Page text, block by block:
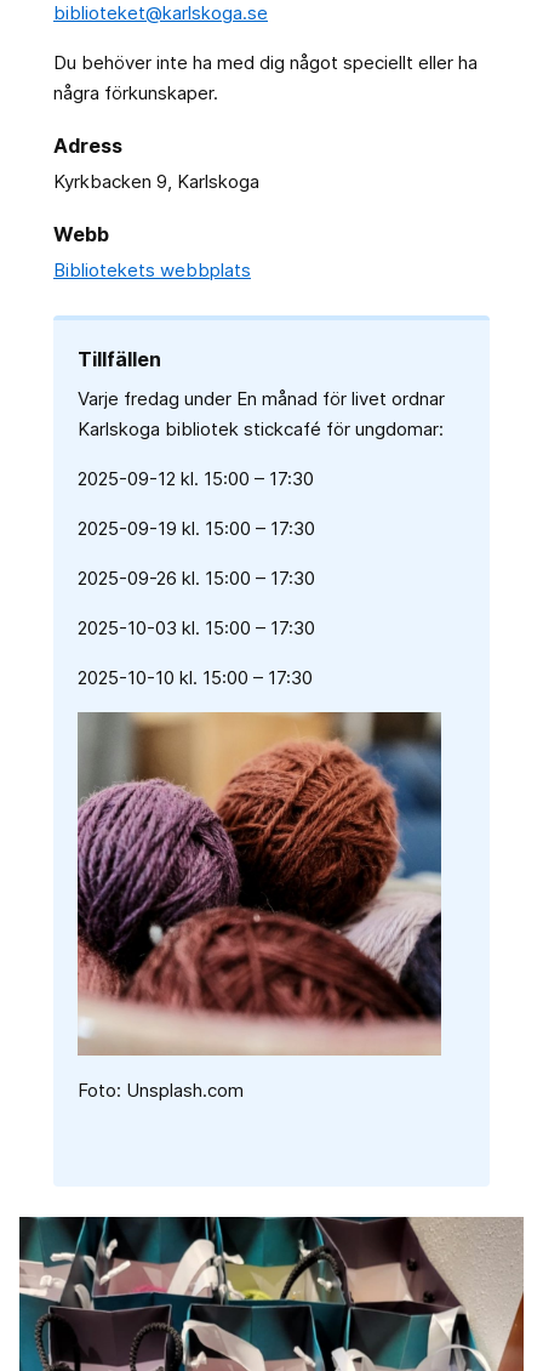
biblioteket@karlskoga.se
Du behöver inte ha med dig något speciellt eller ha
några förkunskaper.
Adress
Kyrkbacken 9, Karlskoga
Webb
Bibliotekets webbplats
Tillfällen
Varje fredag under En månad för livet ordnar
Karlskoga bibliotek stickcafé för ungdomar:
2025-09-12 kl. 15:00 – 17:30
2025-09-19 kl. 15:00 – 17:30
2025-09-26 kl. 15:00 – 17:30
2025-10-03 kl. 15:00 – 17:30
2025-10-10 kl. 15:00 – 17:30
Foto: Unsplash.com